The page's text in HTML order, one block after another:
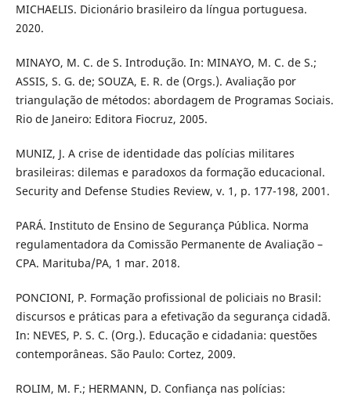
MICHAELIS. Dicionário brasileiro da língua portuguesa.
2020.
MINAYO, M. C. de S. Introdução. In: MINAYO, M. C. de S.;
ASSIS, S. G. de; SOUZA, E. R. de (Orgs.). Avaliação por
triangulação de métodos: abordagem de Programas Sociais.
Rio de Janeiro: Editora Fiocruz, 2005.
MUNIZ, J. A crise de identidade das polícias militares
brasileiras: dilemas e paradoxos da formação educacional.
Security and Defense Studies Review, v. 1, p. 177-198, 2001.
PARÁ. Instituto de Ensino de Segurança Pública. Norma
regulamentadora da Comissão Permanente de Avaliação –
CPA. Marituba/PA, 1 mar. 2018.
PONCIONI, P. Formação profissional de policiais no Brasil:
discursos e práticas para a efetivação da segurança cidadã.
In: NEVES, P. S. C. (Org.). Educação e cidadania: questões
contemporâneas. São Paulo: Cortez, 2009.
ROLIM, M. F.; HERMANN, D. Confiança nas polícias: